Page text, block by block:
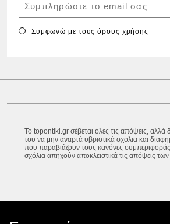
Συμφωνώ με τουςόρους χρήσης
Το topontiki.gr σέβεται όλες τις απόψεις, αλλά
του να μην αναρτά υβριστικά σχόλια και
που παραβιάζουν τους κανόνες
σχόλια απηχούν αποκλειστικά τις απόψεις